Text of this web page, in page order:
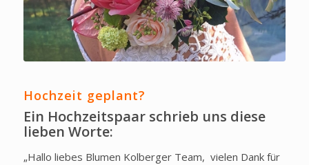
Hochzeit geplant?
Ein Hochzeitspaar schrieb uns diese
lieben Worte:
„Hallo liebes Blumen Kolberger Team, vielen Dank für